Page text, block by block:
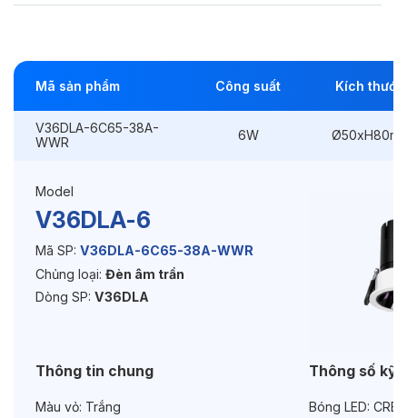
Điều hướng:
Có chỉnh hướng
Kích thướcØ50xH80mm
Điện áp: 220VAC, 50Hz
Độ bền & tùy chọn mở rộng
Chức năng:
Mã sản phẩm Công suất Kích thước
V36DLA-6C65-38A-
WWR
6W
Model
V36DLA-6
Mã SP: V36DLA-6C65-38A-WWR
Chủng loại: Đèn âm trần
Dòng SP: V36DLA
Thông tin chung
Màu vỏ: Trắng
Thông số kỹ
Bóng LED: